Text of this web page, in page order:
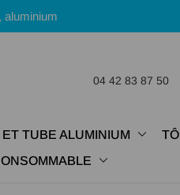
04 42 83 87 50
TUBE ALUMINIUM